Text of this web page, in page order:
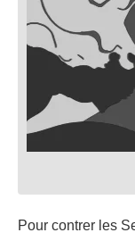
Pour contrer les